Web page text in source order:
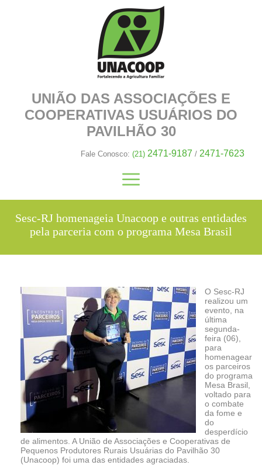
UNIÃO DAS ASSOCIAÇÕES E
COOPERATIVAS USUÁRIOS DO
PAVILHÃO 30
Fale Conosco: (21) 2471-9187 / 2471-7623
Sesc-RJ homenageia Unacoop e outras entidades
pela parceria com o programa Mesa Brasil
O Sesc-RJ
realizou um
evento, na
última
segunda-
feira (06),
para
homenagear
os parceiros
do programa
Mesa Brasil,
voltado para
o combate
da fome e
do
desperdício
de alimentos. A União de Associações e Cooperativas de
Pequenos Produtores Rurais Usuárias do Pavilhão 30
(Unacoop) foi uma das entidades agraciadas.